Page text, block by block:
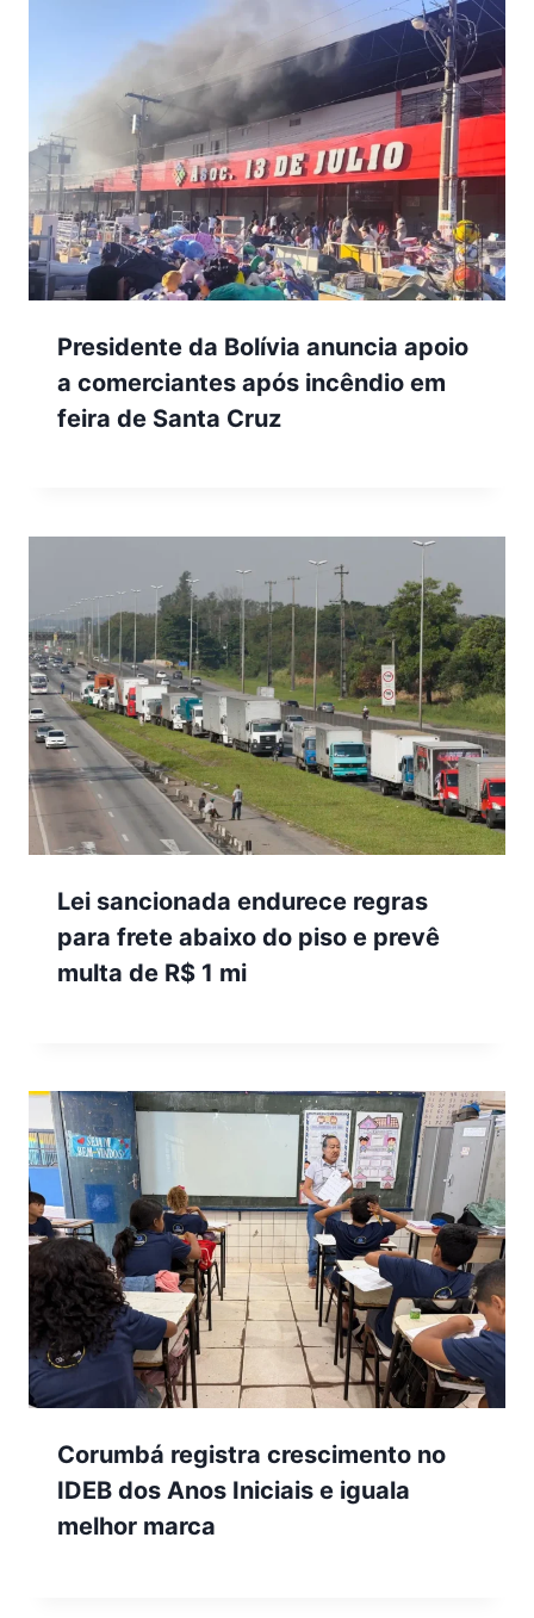
Presidente da Bolívia anuncia apoio
a comerciantes após incêndio em
feira de Santa Cruz
Lei sancionada endurece regras
para frete abaixo do piso e prevê
multa de R$ 1 mi
Corumbá registra crescimento no
IDEB dos Anos Iniciais e iguala
melhor marca